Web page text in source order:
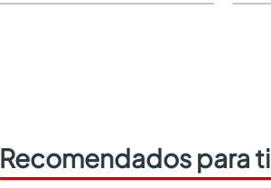
Recomendados para ti